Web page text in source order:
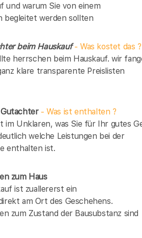
und warum Sie von einem
begleitet werden sollten
beim Hauskauf- Was kostet das ?
herrschen beim Hauskauf. wir
klare transparente Preislisten
- Was ist enthalten ?
im Unklaren, was Sie für Ihr gutes
welche Leistungen bei der
enthalten ist.
zum Haus
ist zuallererst ein
am Ort des Geschehens.
zum Zustand der Bausubstanz sind